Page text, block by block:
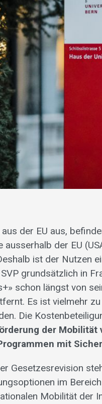
der EU aus,
der EU
ist der Nutzen
grundsätzlich in
schon längst von
Es ist vielmehr
Die
der
mit
Gesetzesrevision
im
Mobilität der